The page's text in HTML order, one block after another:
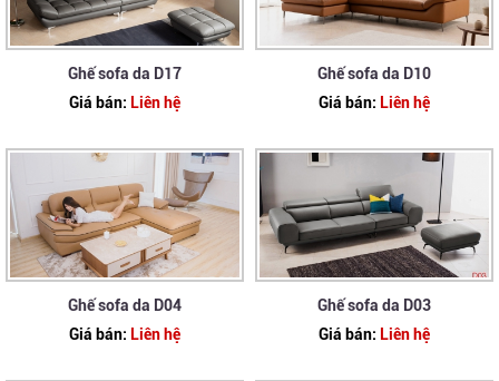
Ghế sofa da D17
Giá bán: Liên hệ
Ghế sofa da D10
Giá bán: Liên hệ
Ghế sofa da D04
Giá bán: Liên hệ
Ghế sofa da D03
Giá bán: Liên hệ